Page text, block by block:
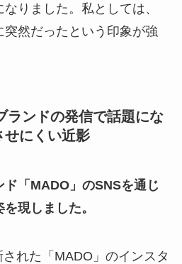
りました。私としては、
突然だったという印象が強
ランドの発信で話題にな
せにくい近影
「MADO」のSNSを通じ
現しました。
れた「MADO」のインスタ